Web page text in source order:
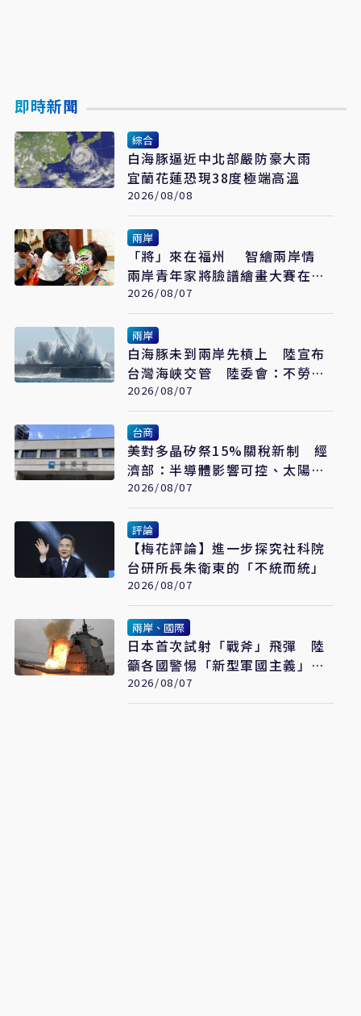
即時新聞
綜合
白海豚逼近中北部嚴防豪大雨
宜蘭花蓮恐現38度極端高溫
2026/08/08
兩岸
「將」來在福州 智繪兩岸情
兩岸青年家將臉譜繪畫大賽在福
州開幕
2026/08/07
兩岸
白海豚未到兩岸先槓上 陸宣布
台灣海峽交管 陸委會：不勞費
心
2026/08/07
台商
美對多晶矽祭15%關稅新制 經
濟部：半導體影響可控、太陽能
產業衝擊有限
2026/08/07
評論
【梅花評論】進一步探究社科院
台研所長朱衛東的「不統而統」
2026/08/07
兩岸、國際
日本首次試射「戰斧」飛彈 陸
籲各國警惕「新型軍國主義」發
展
2026/08/07